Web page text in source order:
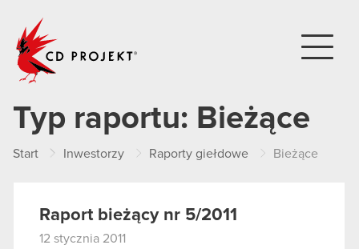
Typ raportu: Bieżące
Start Inwestorzy Raporty giełdowe Bieżące
Raport bieżący nr 5/2011
12 stycznia 2011